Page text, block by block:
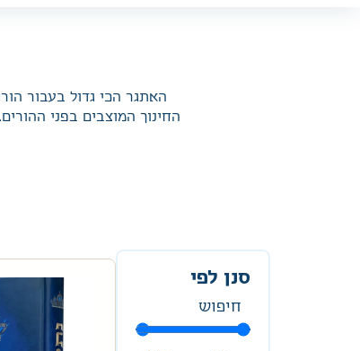
האתגר הכי גדול בעבור
החינוך המוצבים בפני
סנן לפי